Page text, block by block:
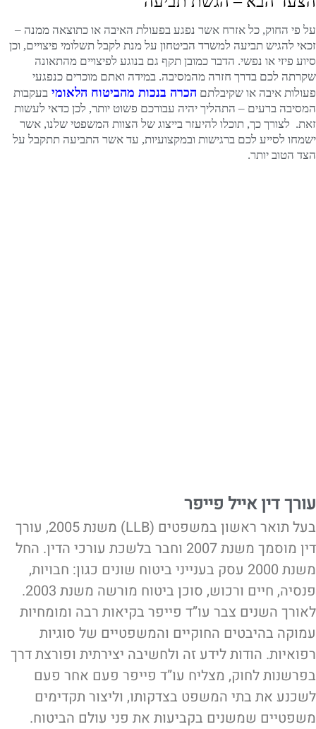
על פי החוק, כל אזרח אשר נפגע בפעולת האיבה או כתוצאה ממנה –
זכאי להגיש תביעה למשרד הביטחון על מנת לקבל תשלומי פיצויים, וכן
סיוע פיזי או נפשי. הדבר כמובן תקף גם בנוגע לפיצויים מהתאונה
שקרתה לכם בדרך חזרה מהמסיבה. במידה ואתם מוכרים כנפגעי
פעולות איבה או שקיבלתם הכרה בנכות מהביטוח הלאומי בעקבות
המסיבה ברעים – התהליך יהיה עבורכם פשוט יותר, לכן כדאי לעשות
זאת. לצורך כך, תוכלו להיעזר בייצוג של הצוות המשפטי שלנו, אשר
ישמחו לסייע לכם ברגישות ובמקצועיות, עד אשר התביעה תתקבל על
הצד הטוב יותר.
עורך דין אייל פייפר
בעל תואר ראשון במשפטים (LLB) משנת 2005, עורך
דין מוסמך משנת 2007 וחבר בלשכת עורכי הדין. החל
משנת 2000 עסק בענייני ביטוח שונים כגון: חבויות,
פנסיה, חיים ורכוש, סוכן ביטוח מורשה משנת 2003.
לאורך השנים צבר עו”ד פייפר בקיאות רבה ומומחיות
עמוקה בהיבטים החוקיים והמשפטיים של סוגיות
רפואיות. הודות לידע זה ולחשיבה יצירתית ופורצת דרך
בפרשנות לחוק, מצליח עו”ד פייפר פעם אחר פעם
לשכנע את בתי המשפט בצדקותו, וליצור תקדימים
משפטיים שמשנים בקביעות את פני עולם הביטוח.